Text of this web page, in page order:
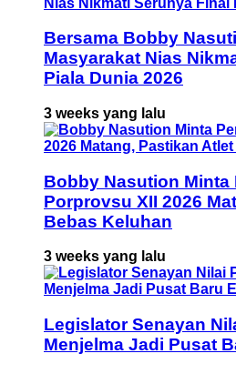
Bersama Bobby
Masyarakat Nias
Piala Dunia 2026
3 weeks yang lalu
Bobby Nasution Minta
Porprovsu XII 2026
Bebas Keluhan
3 weeks yang lalu
Legislator Senayan
Menjelma Jadi Pusat